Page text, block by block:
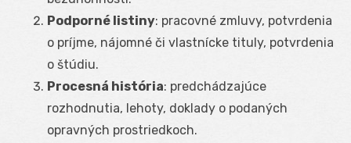
Podporné listiny: pracovné zmluvy, potvrdenia
o príjme, nájomné či vlastnícke tituly, potvrdenia
o štúdiu.
Procesná história: predchádzajúce
rozhodnutia, lehoty, doklady o podaných
opravných prostriedkoch.